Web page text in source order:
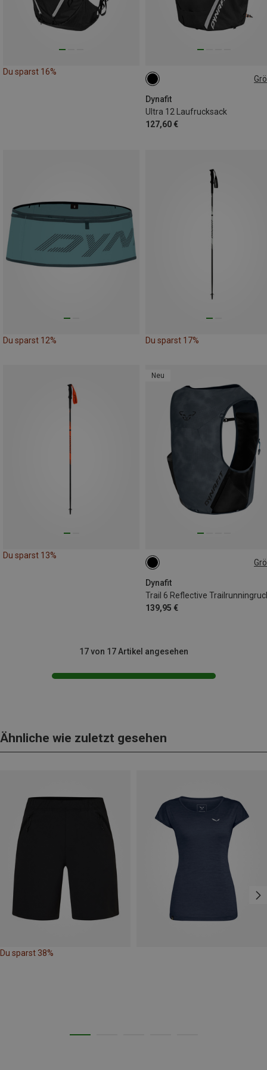
Du sparst 16%
Dynafit
Ultra 12 Laufrucksack
127,60 €
12L | XS-S
Du sparst 12% Du sparst 17%
Du sparst 13%
Neu
Dynafit
139,95 €
6L | XL 6L | XS-S
17 von 17 Artikel angesehen
Ähnliche wie zuletzt gesehen
Du sparst 38%